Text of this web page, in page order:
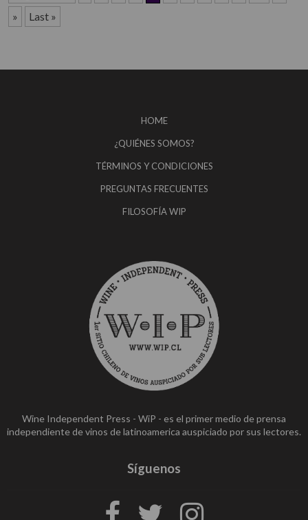
»
Last »
HOME
¿QUIÉNES SOMOS?
TÉRMINOS Y CONDICIONES
PREGUNTAS FRECUENTES
FILOSOFÍA WIP
Wine Independent Press - WiP - es el primer medio de prensa
independiente de vinos de latinoamerica auspiciado por sus lectores.
Síguenos